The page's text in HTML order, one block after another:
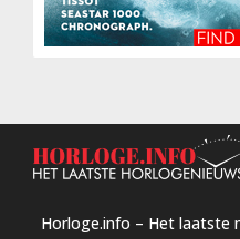
Horloge.info – Het laatste